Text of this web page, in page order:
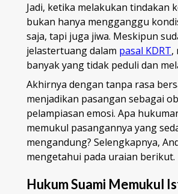
Jadi, ketika melakukan tindakan
bukan hanya mengganggu
saja, tapi juga jiwa. Meskipun
jelastertuang dalam pasal KDRT,
banyak yang tidak peduli dan
Akhirnya dengan tanpa rasa
menjadikan pasangan sebagai
pelampiasan emosi. Apa
memukul pasangannya yang
mengandung? Selengkapnya,
mengetahui pada uraian berikut.
Hukum Suami Memukul